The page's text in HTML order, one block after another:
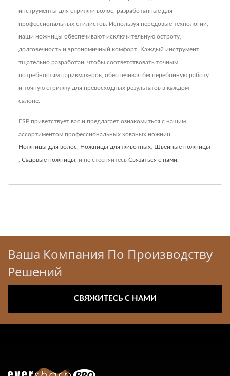
инструменты для стрижки волос, разработанные для
профессиональных стилистов. Используя передовые технологии,
наши ножницы обеспечивают исключительную остроту,
долговечность и эргономичный комфорт. Каждый инструмент
тщательно разработан, чтобы соответствовать точным
потребностям парикмахеров, обеспечивая бесперебойную работу
и точную стрижку для превосходных результатов в каждом
салоне.
ESP приветствует вас и предлагает ознакомиться с нашим
ассортиментом профессиональных кованых ножниц
Ножницы для волос Ножницы для животных Швейные ножницы
Садовые ножницы , и не стесняйтесь Связаться с нами
Ваша Компания По Производству
Решений
СВЯЖИТЕСЬ С НАМИ